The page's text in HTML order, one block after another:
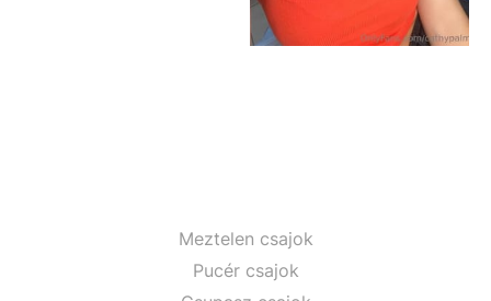
Meztelen csajok
Pucér csajok